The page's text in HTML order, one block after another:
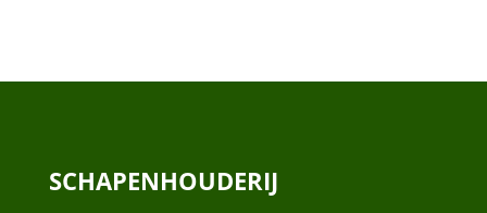
SCHAPENHOUDERIJ